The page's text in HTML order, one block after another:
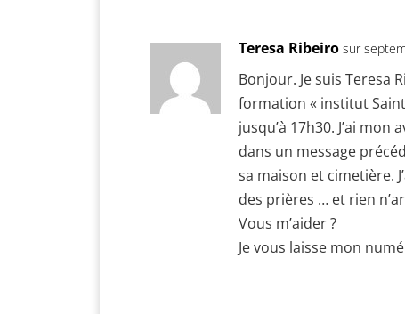
Teresa Ribeiro sur
Bonjour. Je suis Teresa
formation « institut
jusqu’à 17h30. J’ai mon
dans un message
sa maison et cimetière.
des prières … et rien
Vous m’aider ?
Je vous laisse mon